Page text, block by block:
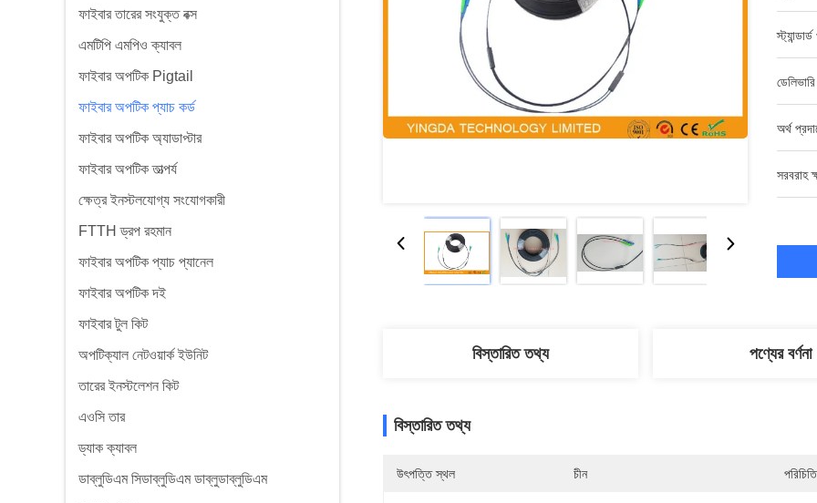
ফাইবার তারের সংযুক্ত বক্স
এমটিপি এমপিও ক্যাবল
ফাইবার অপটিক Pigtail
ফাইবার অপটিক প্যাচ কর্ড
ফাইবার অপটিক অ্যাডাপ্টার
ফাইবার অপটিক তাত্পর্য
ক্ষেত্র ইনস্টলযোগ্য সংযোগকারী
FTTH ড্রপ রহমান
ফাইবার অপটিক প্যাচ প্যানেল
ফাইবার অপটিক দই
ফাইবার টুল কিট
অপটিক্যাল নেটওয়ার্ক ইউনিট
তারের ইনস্টলেশন কিট
এওসি তার
ড্যাক ক্যাবল
ডাব্লুডিএম সিডাব্লুডিএম ডাব্লুডাব্লুডিএম
অর্থ
সরবরাহ
বিস্তারিত তথ্য পণ্যের বর্ণনা
বিস্তারিত তথ্য
উৎপত্তি স্থল চীন